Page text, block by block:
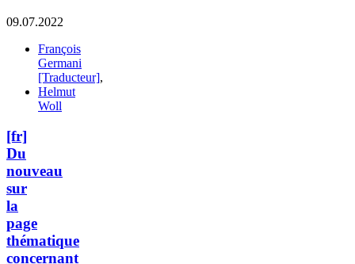
09.07.2022
François
Germani
[Traducteur],
Helmut
Woll
[fr]
Du
nouveau
sur
la
page
thématique
concernant